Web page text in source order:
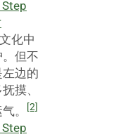
化中
但不
边的
摸、
。
[2]